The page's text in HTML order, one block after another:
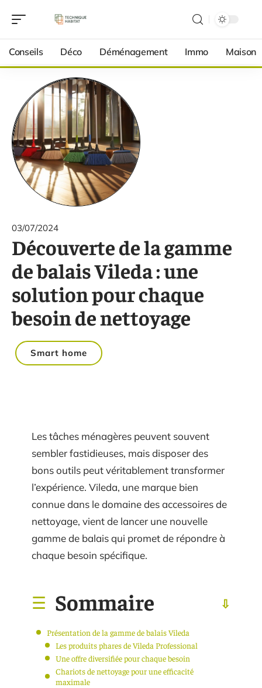
Conseils Déco Déménagement Immo Maison
03/07/2024
Découverte de la gamme
de balais Vileda : une
solution pour chaque
besoin de nettoyage
Smart home
Les tâches ménagères peuvent souvent
sembler fastidieuses, mais disposer des
bons outils peut véritablement transformer
l’expérience. Vileda, une marque bien
connue dans le domaine des accessoires de
nettoyage, vient de lancer une nouvelle
gamme de balais qui promet de répondre à
chaque besoin spécifique.
Sommaire
Présentation de la gamme de balais Vileda
Les produits phares de Vileda Professional
Une offre diversifiée pour chaque besoin
Chariots de nettoyage pour une efficacité
maximale